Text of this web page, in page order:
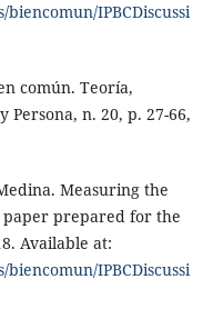
IPBCDiscussi
común. Teoría,
n. 20, p. 27-66,
Measuring the
paper prepared for the
Available at:
IPBCDiscussi